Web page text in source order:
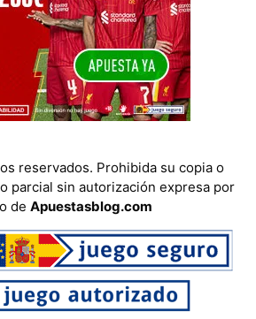
reservados. Prohibida su copia o
parcial sin autorización expresa por
de Apuestasblog.com